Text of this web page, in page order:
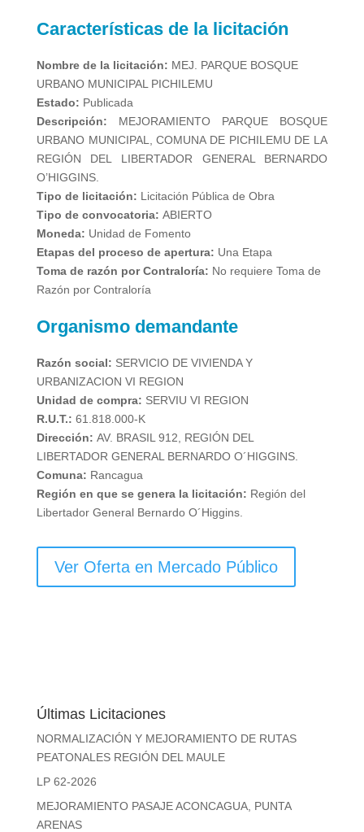
Características de la licitación
Nombre de la licitación: MEJ. PARQUE BOSQUE
URBANO MUNICIPAL PICHILEMU
Estado: Publicada
Descripción: MEJORAMIENTO PARQUE BOSQUE
URBANO MUNICIPAL, COMUNA DE PICHILEMU DE LA
REGIÓN DEL LIBERTADOR GENERAL BERNARDO
O’HIGGINS.
Tipo de licitación: Licitación Pública de Obra
Tipo de convocatoria: ABIERTO
Moneda: Unidad de Fomento
Etapas del proceso de apertura: Una Etapa
Toma de razón por Contraloría: No requiere Toma de
Razón por Contraloría
Organismo demandante
Razón social: SERVICIO DE VIVIENDA Y
URBANIZACION VI REGION
Unidad de compra: SERVIU VI REGION
R.U.T.: 61.818.000-K
Dirección: AV. BRASIL 912, REGIÓN DEL
LIBERTADOR GENERAL BERNARDO O´HIGGINS.
Comuna: Rancagua
Región en que se genera la licitación: Región del
Libertador General Bernardo O´Higgins.
Ver Oferta en Mercado Público
Últimas Licitaciones
NORMALIZACIÓN Y MEJORAMIENTO DE RUTAS
PEATONALES REGIÓN DEL MAULE
LP 62-2026
MEJORAMIENTO PASAJE ACONCAGUA, PUNTA
ARENAS